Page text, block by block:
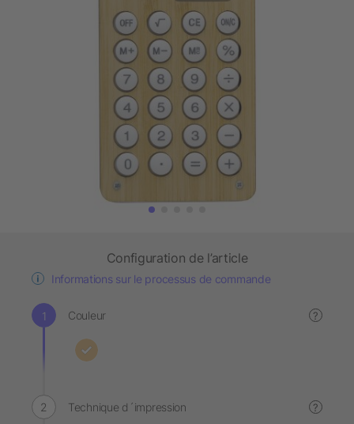
Configuration de l’article
Informations sur le processus de commande
Couleur ?
Technique d´impression ?